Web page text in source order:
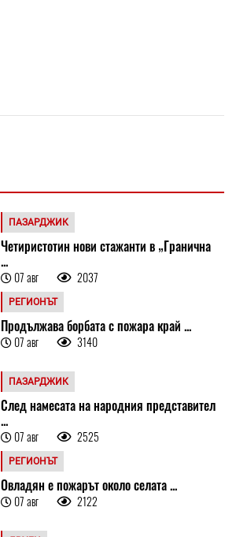
ПАЗАРДЖИК
Четиристотин нови стажанти в „Гранична
...
07 авг 2037
РЕГИОНЪТ
Продължава борбата с пожара край ...
07 авг 3140
ПАЗАРДЖИК
След намесата на народния представител
...
07 авг 2525
РЕГИОНЪТ
Овладян е пожарът около селата ...
07 авг 2122